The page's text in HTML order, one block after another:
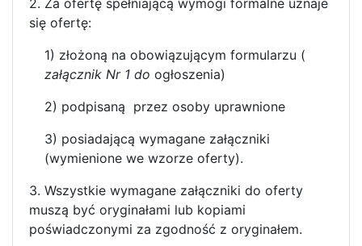
się ofertę:
1) złożoną na obowiązującym formularzu (
załącznik Nr 1 do ogłoszenia)
2) podpisaną przez osoby uprawnione
3) posiadającą wymagane załączniki
(wymienione we wzorze oferty).
3. Wszystkie wymagane załączniki do oferty
muszą być oryginałami lub kopiami
poświadczonymi za zgodność z oryginałem.